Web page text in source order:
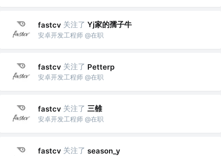
fastcv 关注了 Yj家的孺子牛
安卓开发工程师 @在职
fastcv 关注了 Petterp
安卓开发工程师 @在职
fastcv 关注了 三雒
安卓开发工程师 @在职
fastcv 关注了 season_y